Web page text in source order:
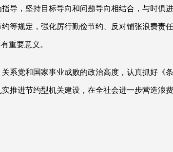
导，坚持目标导向和问题导向相结合，与时俱
等规定，强化厉行勤俭节约、反对铺张浪费责
重要意义。
系党和国家事业成败的政治高度，认真抓好《
推进节约型机关建设，在全社会进一步营造浪